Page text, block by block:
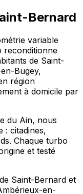
Bernard
variable
reconditionne
de Saint-
Bugey,
région
à domicile par
du Ain, nous
: citadines,
Chaque turbo
et testé
Saint-Bernard et
en-